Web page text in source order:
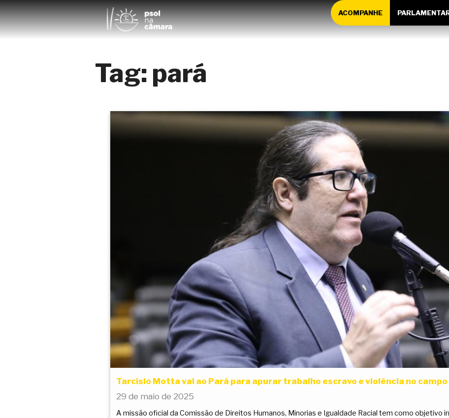
ACOMPANHE
Tag: pará
Tarcísio Motta vai ao Pará para apurar trabalho escravo e violência no campo
29 de maio de 2025
A missão oficial da Comissão de Direitos Humanos, Minorias e Igualdade Racial tem como objetivo